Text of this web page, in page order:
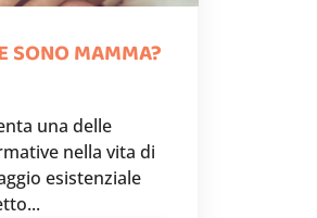
SONO MAMMA?
una delle
nella vita di
esistenziale